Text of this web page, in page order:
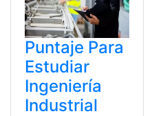
Puntaje Para
Estudiar
Ingeniería
Industrial